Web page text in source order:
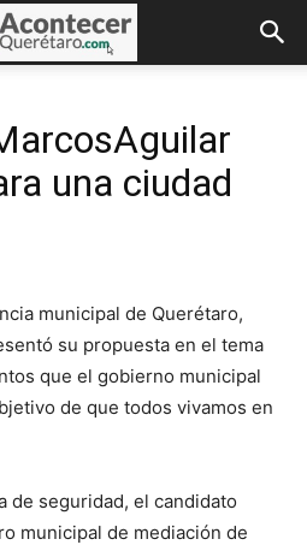
una ciudad
municipal de Querétaro,
su propuesta en el tema
que el gobierno municipal
de que todos vivamos en
de seguridad, el candidato
municipal de mediación de